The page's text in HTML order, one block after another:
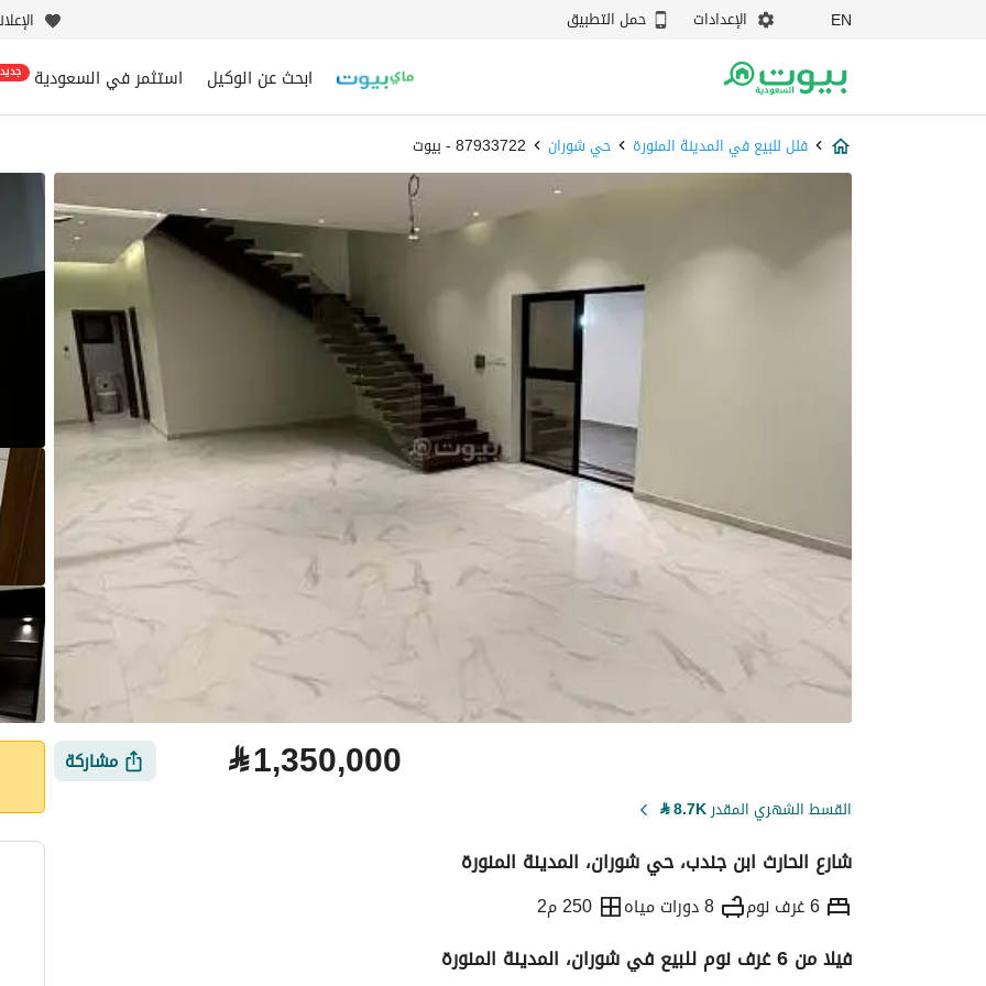
EN الإعدادات حمل التطبيق
ابحث عن الوكيل استثمر في السعودية جديد
فلل للبيع في المدينة المنورة حي شوران 87933722 - بيوت
⃁1,350,000 مشاركة
القسط الشهري المقدر8.7K
⃁
شارع الحارث ابن جندب، حي شوران، المدينة المنورة
6 غرف نوم 8 دورات مياه 250 م2
فيلا من 6 غرف نوم للبيع في شوران، المدينة المنورة